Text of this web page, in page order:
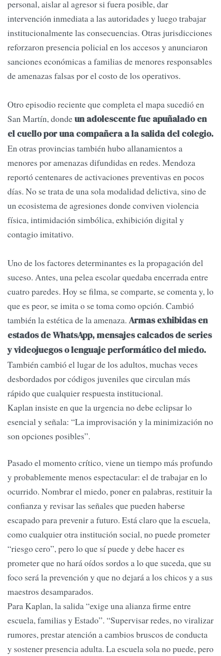
personal, aislar al agresor si fuera posible, dar
intervención inmediata a las autoridades y luego trabajar
institucionalmente las consecuencias. Otras jurisdicciones
reforzaron presencia policial en los accesos y anunciaron
sanciones económicas a familias de menores responsables
de amenazas falsas por el costo de los operativos.
Otro episodio reciente que completa el mapa sucedió en
San Martín, dondeun adolescente fue apuñalado en
el cuello por una compañera a la salida del colegio.
En otras provincias también hubo allanamientos a
menores por amenazas difundidas en redes. Mendoza
reportó centenares de activaciones preventivas en pocos
días. No se trata de una sola modalidad delictiva, sino de
un ecosistema de agresiones donde conviven violencia
física, intimidación simbólica, exhibición digital y
contagio imitativo.
Uno de los factores determinantes es la propagación del
suceso. Antes, una pelea escolar quedaba encerrada entre
cuatro paredes. Hoy se filma, se comparte, se comenta y, lo
que es peor, se imita o se toma como opción. Cambió
también la estética de la amenaza. Armas exhibidas en
estados de WhatsApp, mensajes calcados de series
y videojuegos o lenguaje performático del miedo.
También cambió el lugar de los adultos, muchas veces
desbordados por códigos juveniles que circulan más
rápido que cualquier respuesta institucional.
Kaplan insiste en que la urgencia no debe eclipsar lo
esencial y señala: “La improvisación y la minimización no
son opciones posibles”.
Pasado el momento crítico, viene un tiempo más profundo
y probablemente menos espectacular: el de trabajar en lo
ocurrido. Nombrar el miedo, poner en palabras, restituir la
confianza y revisar las señales que pueden haberse
escapado para prevenir a futuro. Está claro que la escuela,
como cualquier otra institución social, no puede prometer
“riesgo cero”, pero lo que sí puede y debe hacer es
prometer que no hará oídos sordos a lo que suceda, que su
foco será la prevención y que no dejará a los chicos y a sus
maestros desamparados.
Para Kaplan, la salida “exige una alianza firme entre
escuela, familias y Estado”. “Supervisar redes, no viralizar
rumores, prestar atención a cambios bruscos de conducta
y sostener presencia adulta. La escuela sola no puede, pero